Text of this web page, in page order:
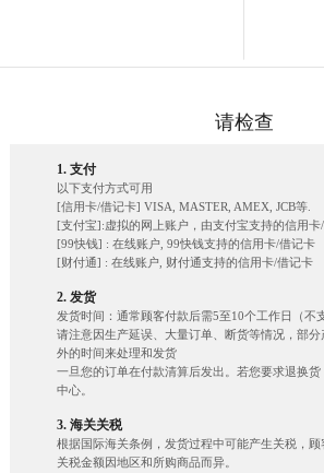
请检查
1. 支付
以下支付方式可用
[信用卡/借记卡] VISA, MASTER, AMEX, JCB等.
[支付宝]:虚拟的网上账户，由支付宝支持的信用卡
[99快钱] : 在线账户, 99快钱支持的信用卡/借记卡
[财付通] : 在线账户, 财付通支持的信用卡/借记卡
2. 发货
发货时间：通常顾客付款后需5至10个工作日（不
请注意因生产延误、大量订单、断货等情况，部
外的时间来处理和发货
一旦您的订单在付款清算后发出。若您要求退换
中心。
3. 海关关税
根据国际海关条例，发货过程中可能产生关税，顾
关税金额因地区和所购商品而异。